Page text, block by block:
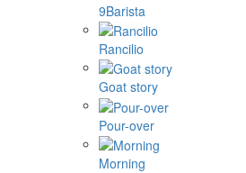
9Barista
Rancilio
Goat story
Pour-over
Morning